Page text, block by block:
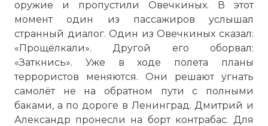
оружие и пропустили Овечкиных. В этот
момент один из пассажиров услышал
странный диалог. Один из Овечкиных сказал:
«Прощёлкали». Другой его оборвал:
«Заткнись». Уже в ходе полета планы
террористов меняются. Они решают угнать
самолёт не на обратном пути с полными
баками, а по дороге в Ленинград. Дмитрий и
Александр пронесли на борт контрабас. Для